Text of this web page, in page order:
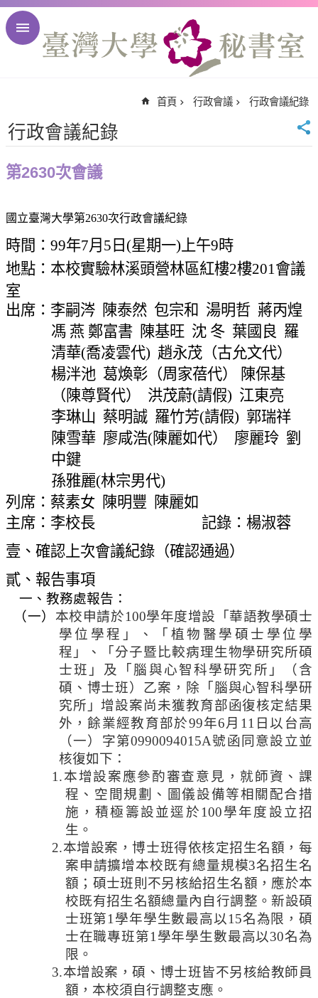
跳到主要內容區塊
首
頁
大
頁
臺
大
校
English
於
秘
書
室
服
團
首頁 行政會議 行政會議紀錄
行政會議紀錄
第2630次會議
國立臺灣大學第2630次行政會議紀錄
時間： 99年7月 5 日 (星期一) 上午9時
地點：本校實驗林溪頭營林區紅樓2樓201會議
室
出席：李嗣涔 陳泰然 包宗和 湯明哲 蔣丙煌
馮 燕 鄭富書 陳基旺 沈 冬 葉國良 羅
清華(喬凌雲代) 趙永茂（古允文代）
楊泮池 葛煥彰（周家蓓代） 陳保基
（陳尊賢代）
洪茂蔚(請假) 江東亮
李琳山 蔡明誠 羅竹芳(請假) 郭瑞祥
陳雪華 廖咸浩(陳麗如代） 廖麗玲 劉
中鍵
孫雅麗(林宗男代)
列席：蔡素女 陳明豐
陳麗如
主席：李校長
記錄：楊淑蓉
壹、確認上次會議紀錄（確認通過）
貳、報告事項
一、教務處報告：
（一） 本校申請於100學年度增設「華語教學碩士
學位學程」、「植物醫學碩士學位學
程」、「分子暨比較病理生物學研究所碩
士班」及「腦與心智科學研究所」（含
碩、博士班）乙案，除「腦與心智科學研
究所」增設案尚未獲教育部函復核定結果
外，餘業經教育部於99年6月 11 日以台高
（一）字第0990094015A號函同意設立並
核復如下：
1.本增設案應參酌審查意見，就師資、課
程、空間規劃、圖儀設備等相關配合措
施，積極籌設並逕於100學年度設立招
生。
2.本增設案，博士班得依核定招生名額，每
案申請擴增本校既有總量規模3名招生名
額；碩士班則不另核給招生名額，應於本
校既有招生名額總量內自行調整。新設碩
士班第1 學年學生數最高以15名為限，碩
士在職專班第1 學年學生數最高以30名為
限。
3.本增設案，碩、博士班皆不另核給教師員
額，本校須自行調整支應。